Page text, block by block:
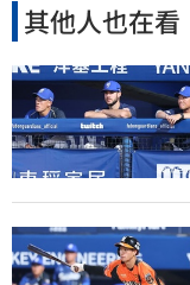
其他人也在看